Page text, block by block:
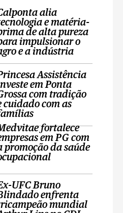
alia
e matéria-
de alta pureza
impulsionar o
e a indústria
Assistência
em Ponta
com tradição
cuidado com as
fortalece
em PG com
promoção da saúde
UFC Bruno
enfrenta
mundial